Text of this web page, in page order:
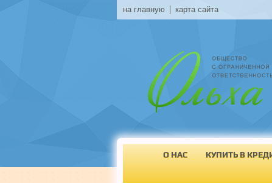
на главную карта сайта
О НАС КУПИТЬ В